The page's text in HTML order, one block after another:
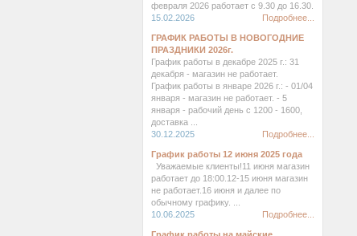
февраля 2026 работает с 9.30 до 16.30.
15.02.2026
Подробнее...
ГРАФИК РАБОТЫ В НОВОГОДНИЕ
ПРАЗДНИКИ 2026г.
График работы в декабре 2025 г.: 31
декабря - магазин не работает.
График работы в январе 2026 г.: - 01/04
января - магазин не работает. - 5
января - рабочий день с 1200 - 1600,
доставка ...
30.12.2025
Подробнее...
График работы 12 июня 2025 года
Уважаемые клиенты!11 июня магазин
работает до 18:00.12-15 июня магазин
не работает.16 июня и далее по
обычному графику. ...
10.06.2025
Подробнее...